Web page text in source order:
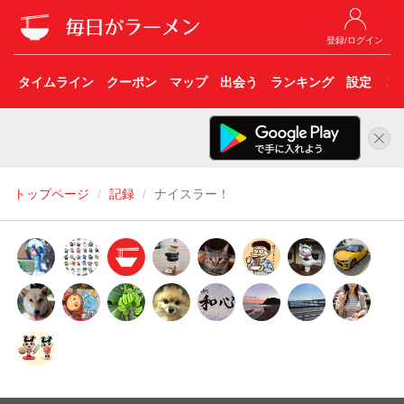
登録/ログイン
タイムライン クーポン マップ 出会う ランキング 設定 こ
トップページ 記録 ナイスラー！